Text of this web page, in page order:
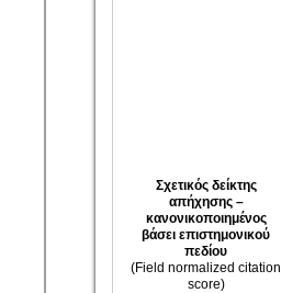
Σχετικός δείκτης
απήχησης –
κανονικοποιημένος
βάσει επιστημονικού
πεδίου
(Field normalized citation
score)